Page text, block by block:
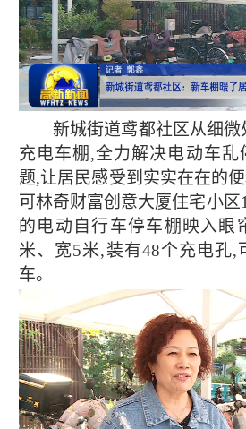
新城街道鸢都社区从细
充电车棚,全力解决电动车乱
题,让居民感受到实实在在的
可林奇财富创意大厦住宅小
的电动自行车停车棚映入眼
米、宽5米,装有48个充电孔,
车。